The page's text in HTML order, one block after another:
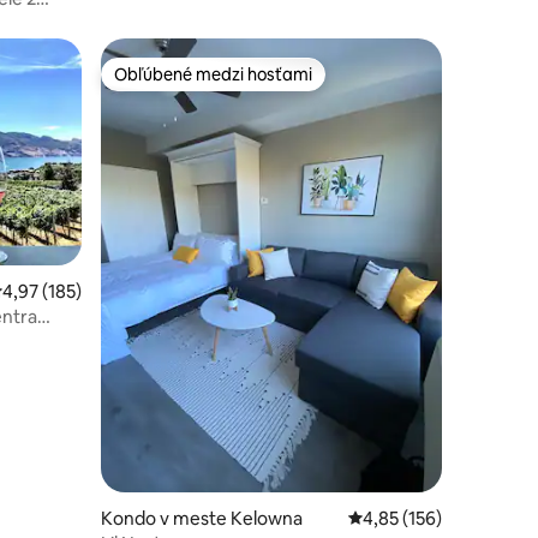
141
ohodnotenie 4,97 z 5, počet hodnotení: 185
4,97 (185)
Obľúbené medzi hosťami
Obľúbené medzi hosťami
Kondo v meste Kelowna Priemerné
4,85 (156)